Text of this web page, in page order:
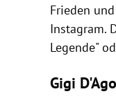
Frieden
Instagram.
Legende"
Gigi